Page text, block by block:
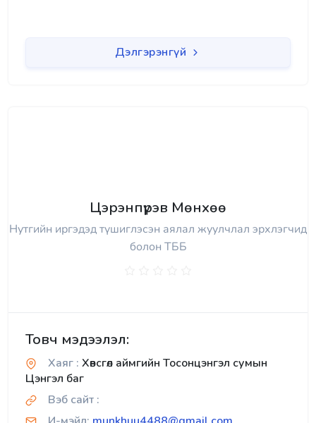
Дэлгэрэнгүй
Цэрэнпүрэв Мөнхөө
Нутгийн иргэдэд түшиглэсэн аялал жуулчлал эрхлэгчид
болон ТББ
Товч мэдээлэл:
Хаяг : Хөвсгөл аймгийн Тосонцэнгэл сумын
Цэнгэл баг
Вэб сайт :